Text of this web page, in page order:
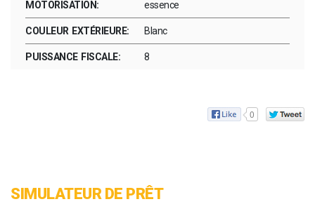
MOTORISATION: essence
COULEUR EXTÉRIEURE: Blanc
PUISSANCE FISCALE: 8
0
SIMULATEUR DE PRÊT